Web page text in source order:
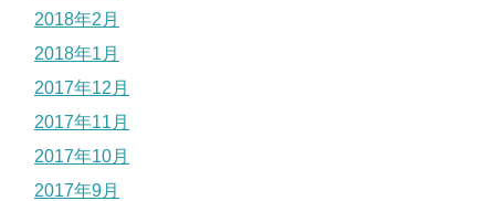
2018年2月
2018年1月
2017年12月
2017年11月
2017年10月
2017年9月